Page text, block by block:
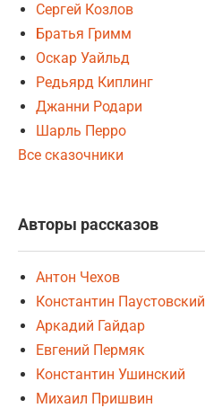
Сергей Козлов
Братья Гримм
Оскар Уайльд
Редьярд Киплинг
Джанни Родари
Шарль Перро
Все сказочники
Авторы рассказов
Антон Чехов
Константин Паустовский
Аркадий Гайдар
Евгений Пермяк
Константин Ушинский
Михаил Пришвин